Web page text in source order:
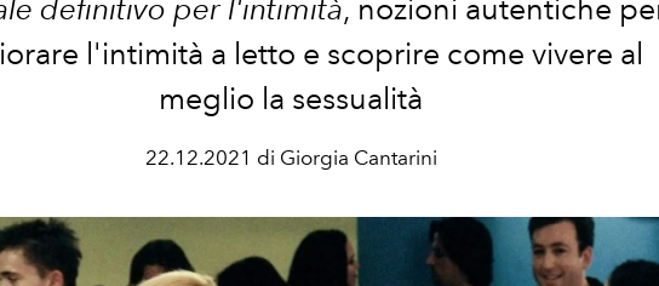
definitivo per l'intimità, nozioni autentiche
l'intimità a letto e scoprire come vivere al
meglio la sessualità
22.12.2021 di Giorgia Cantarini